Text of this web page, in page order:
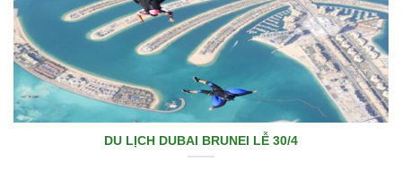
DU LỊCH DUBAI BRUNEI LỄ 30/4